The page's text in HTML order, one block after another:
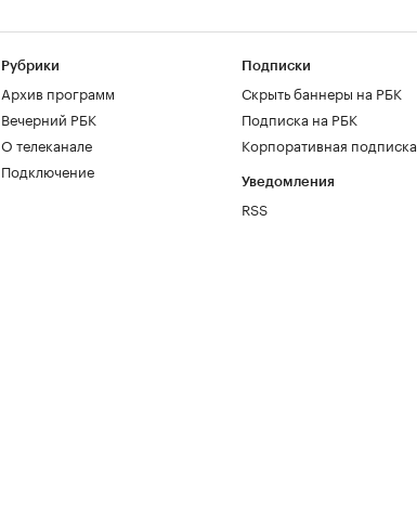
Рубрики
Архив программ
Вечерний РБК
О телеканале
Подключение
Подписки
Скрыть баннеры на РБК
Подписка на РБК
Корпоративная подписка
Уведомления
RSS